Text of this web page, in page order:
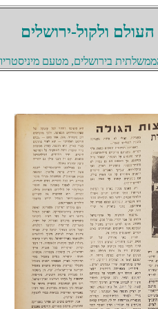
ולקול-ירושלים
בירושלים, מטעם